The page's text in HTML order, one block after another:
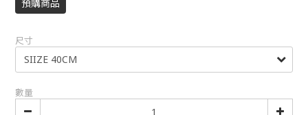
預購商品
尺寸
數量